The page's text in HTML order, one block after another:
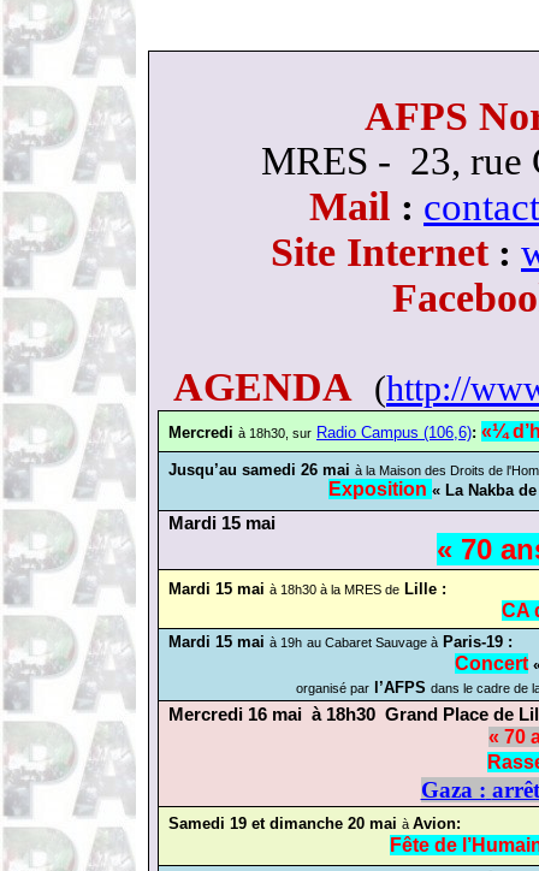
AFPS
MRES - 23, rue
Mail :
Site Internet:
AGENDA (http://
Mercredi à 18h30, sur Radio Campus (106,6): «¼
Jusqu’au samedi 26 mai à la Maison des Droits de
Exposition « La Nakba
Mardi 15 mai
« 70
Mardi 15 mai à 18h30 à la MRES de Lille :
CA
Mardi 15 mai à 19h au Cabaret Sauvage à Paris-19 :
Concert
organisé parl’AFPS dans le cadre de
Mercredi 16 mai à 18h30 Grand Place de
« 70
Gaza :
Samedi 19 et dimanche 20 mai à Avion:
Fête de